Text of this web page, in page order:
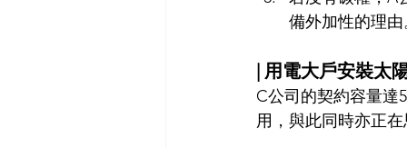
備外加性的理
| 用電大戶安裝太
C公司的契約容量達
用，與此同時亦正